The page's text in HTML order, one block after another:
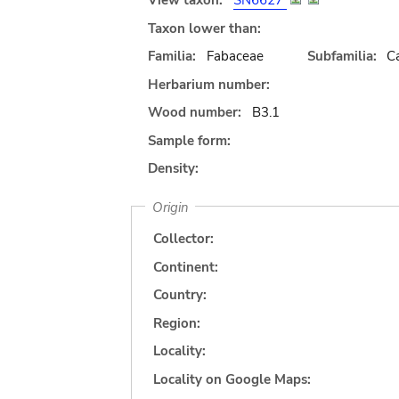
Taxon lower than:
Familia:
Fabaceae Subfamilia:
Herbarium number:
Wood number:
B3.1
Sample form:
Density:
Origin
Collector:
Continent:
Country:
Region:
Locality:
Locality on Google Maps: